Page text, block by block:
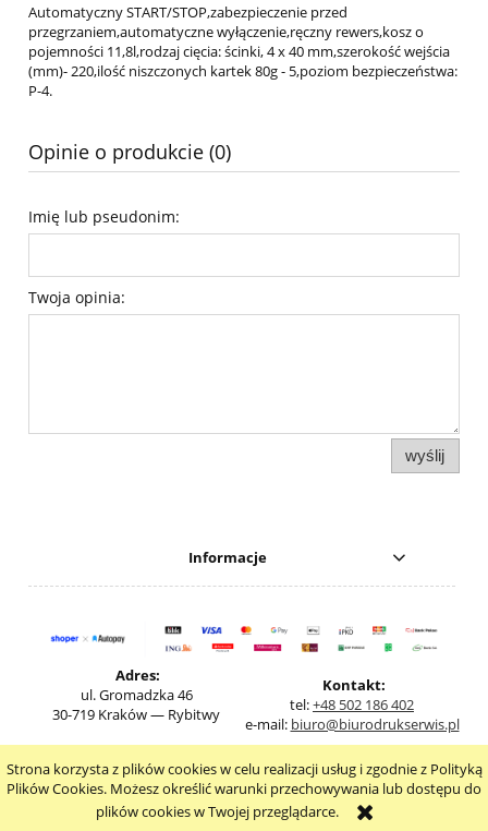
Strona korzysta z plików cookies w celu realizacji usług i zgodnie z Polityką
Plików Cookies. Możesz określić warunki przechowywania lub dostępu do
plików cookies w Twojej przeglądarce.
Automatyczny START/STOP,zabezpieczenie przed
przegrzaniem,automatyczne wyłączenie,ręczny rewers,kosz o
pojemności 11,8l,rodzaj cięcia: ścinki, 4 x 40 mm,szerokość wejścia
(mm)- 220,ilość niszczonych kartek 80g - 5,poziom bezpieczeństwa:
P-4.
Opinie o produkcie (0)
Imię lub pseudonim:
Twoja opinia:
wyślij
Informacje
Adres:
ul. Gromadzka 46
30-719 Kraków — Rybitwy
Kontakt:
tel:+48 502 186 402
e-mail: biuro@biurodrukserwis.pl
pokaż pełną wersję strony
Sklep internetowy Shoper.pl